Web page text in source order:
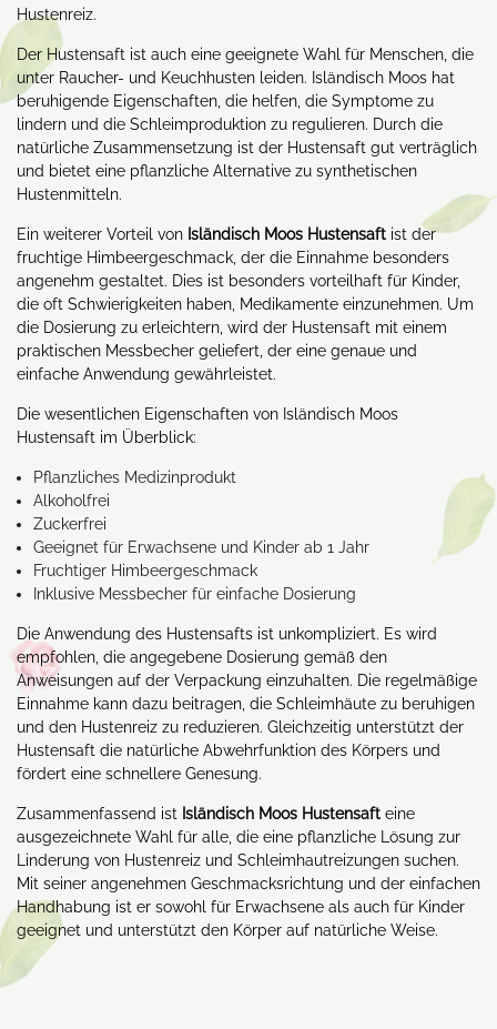
Hustenreiz.
Der Hustensaft ist auch eine geeignete Wahl für Menschen, die
unter Raucher- und Keuchhusten leiden. Isländisch Moos hat
beruhigende Eigenschaften, die helfen, die Symptome zu
lindern und die Schleimproduktion zu regulieren. Durch die
natürliche Zusammensetzung ist der Hustensaft gut verträglich
und bietet eine pflanzliche Alternative zu synthetischen
Hustenmitteln.
Ein weiterer Vorteil von Isländisch Moos Hustensaft ist der
fruchtige Himbeergeschmack, der die Einnahme besonders
angenehm gestaltet. Dies ist besonders vorteilhaft für Kinder,
die oft Schwierigkeiten haben, Medikamente einzunehmen. Um
die Dosierung zu erleichtern, wird der Hustensaft mit einem
praktischen Messbecher geliefert, der eine genaue und
einfache Anwendung gewährleistet.
Die wesentlichen Eigenschaften von Isländisch Moos
Hustensaft im Überblick:
Pflanzliches Medizinprodukt
Alkoholfrei
Zuckerfrei
Geeignet für Erwachsene und Kinder ab 1 Jahr
Fruchtiger Himbeergeschmack
Inklusive Messbecher für einfache Dosierung
Die Anwendung des Hustensafts ist unkompliziert. Es wird
empfohlen, die angegebene Dosierung gemäß den
Anweisungen auf der Verpackung einzuhalten. Die regelmäßige
Einnahme kann dazu beitragen, die Schleimhäute zu beruhigen
und den Hustenreiz zu reduzieren. Gleichzeitig unterstützt der
Hustensaft die natürliche Abwehrfunktion des Körpers und
fördert eine schnellere Genesung.
Zusammenfassend ist Isländisch Moos Hustensaft eine
ausgezeichnete Wahl für alle, die eine pflanzliche Lösung zur
Linderung von Hustenreiz und Schleimhautreizungen suchen.
Mit seiner angenehmen Geschmacksrichtung und der einfachen
Handhabung ist er sowohl für Erwachsene als auch für Kinder
geeignet und unterstützt den Körper auf natürliche Weise.